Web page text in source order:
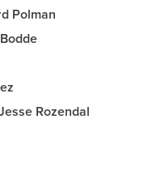
Polman
Rozendal